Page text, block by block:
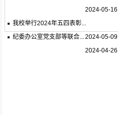
2024-05-16
我校举行2024年五四表彰...
2024-05-09
纪委办公室党支部等联合...
2024-04-26